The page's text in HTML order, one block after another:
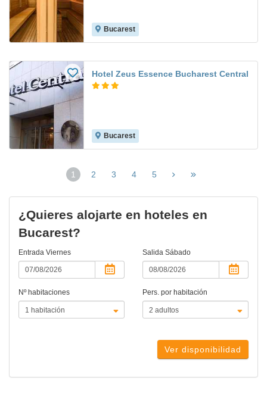
Bucarest
Hotel Zeus Essence Bucharest Central
Bucarest
1
(página
2 3 4 5
¿Quieres alojarte en hoteles en
Bucarest?
Entrada Viernes Salida Sábado
Nº habitaciones Pers. por habitación
Ver disponibilidad